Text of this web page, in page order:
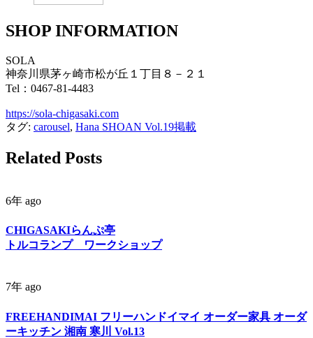
SHOP INFORMATION
SOLA
神奈川県茅ヶ崎市松が丘１丁目８－２１
Tel：0467-81-4483
https://sola-chigasaki.com
タグ: carousel, Hana SHOAN Vol.19掲載
Related Posts
6年 ago
CHIGASAKIらんぷ亭
トルコランプ ワークショップ
7年 ago
FREEHANDIMAI フリーハンドイマイ オーダー家具 オーダ
ーキッチン 湘南 寒川 Vol.13